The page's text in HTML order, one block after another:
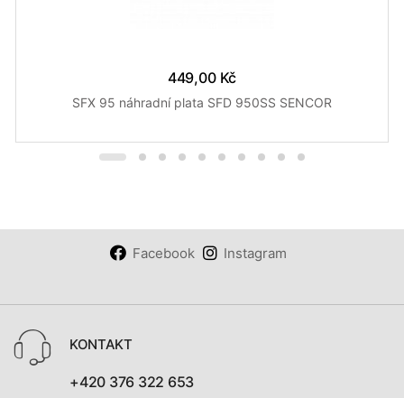
449,00 Kč
SFX 95 náhradní plata SFD 950SS SENCOR
Facebook Instagram
KONTAKT
+420 376 322 653